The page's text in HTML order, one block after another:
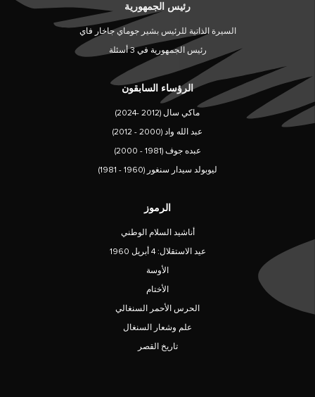
رئيس الجمهورية
السيرة الذاتية للرئيس بشير جوماي جاخار فاي
رئيس الجمهورية في 3 أسئلة
الرؤساء السابقون
ماكي سال (2012 -2024)
عبد الله واد (2000 - 2012)
عبده جوف (1981 - 2000)
ليوبولد سيدار سنغور (1960 - 1981)
الرموز
أناشيد السلام الوطني
عيد الاستقلال: 4 أبريل 1960
الأوسة
الأختام
الحرس الأحمر السنغالي
علم وشعار السنغال
تاريخ القصر